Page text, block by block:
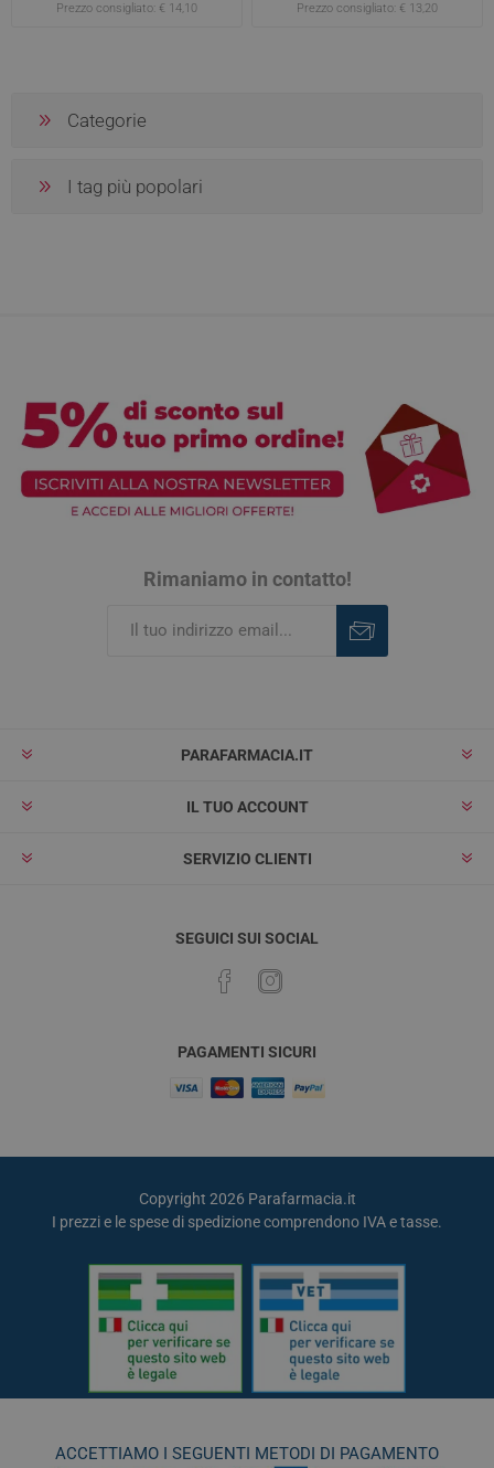
Prezzo consigliato: € 14,10 Prezzo consigliato: € 13,20
Categorie
I tag più popolari
Rimaniamo in contatto!
PARAFARMACIA.IT
IL TUO ACCOUNT
SERVIZIO CLIENTI
SEGUICI SUI SOCIAL
PAGAMENTI SICURI
Copyright 2026 Parafarmacia.it
I prezzi e le spese di spedizione comprendono IVA e tasse.
ACCETTIAMO I SEGUENTI METODI DI PAGAMENTO